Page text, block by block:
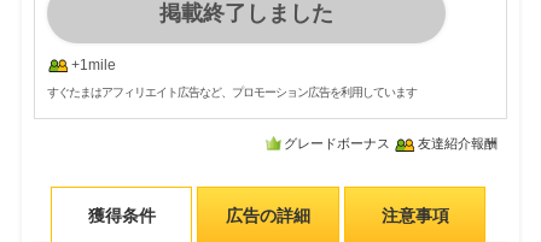
掲載終了しました
+1mile
すぐたまはアフィリエイト広告など、プロモーション広告を利用しています
グレードボーナス 友達紹介報酬
獲得条件 広告の詳細 注意事項